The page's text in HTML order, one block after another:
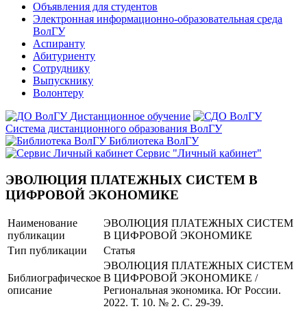
Объявления для студентов
Электронная информационно-образовательная среда
ВолГУ
Аспиранту
Абитуриенту
Сотруднику
Выпускнику
Волонтеру
Дистанционное обучение
Система дистанционного образования ВолГУ
Библиотека ВолГУ
Сервис "Личный кабинет"
ЭВОЛЮЦИЯ ПЛАТЕЖНЫХ СИСТЕМ В
ЦИФРОВОЙ ЭКОНОМИКЕ
Наименование
публикации
ЭВОЛЮЦИЯ ПЛАТЕЖНЫХ СИСТЕМ
В ЦИФРОВОЙ ЭКОНОМИКЕ
Тип публикации
Статья
Библиографическое
описание
ЭВОЛЮЦИЯ ПЛАТЕЖНЫХ СИСТЕМ
В ЦИФРОВОЙ ЭКОНОМИКЕ /
Региональная экономика. Юг России.
2022. Т. 10. № 2. С. 29-39.